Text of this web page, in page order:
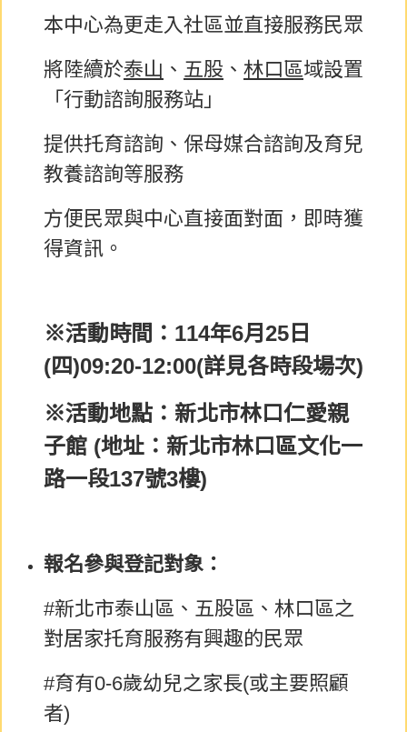
本中心為更走入社區並直接服務民眾
將陸續於泰山 、 五股 、 林口區域設置
「行動諮詢服務站」
提供托育諮詢、保母媒合諮詢及育兒
教養諮詢等服務
方便民眾與中心直接面對面，即時獲
得資訊。
※活動時間：114年6月25日
(四)09:20-12:00(詳見各時段場次)
※活動地點：新北市林口仁愛親
子館 (地址：新北市林口區文化一
路一段137號3樓)
報名參與登記對象：
#新北市泰山區、五股區、林口區之
對居家托育服務有興趣的民眾
#育有0-6歲幼兒之家長(或主要照顧
者)